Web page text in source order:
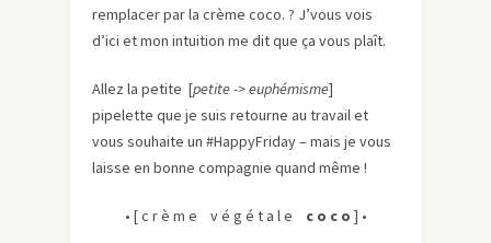
remplacer par la crème coco. ? J’vous vois
d’ici et mon intuition me dit que ça vous plaît.
Allez la petite [petite ->euphémisme]
pipelette que je suis retourne au travail et
vous souhaite un #HappyFriday – mais je vous
laisse en bonne compagnie quand même !
• [ c r è m e v é g é t a l e c o c o ] •